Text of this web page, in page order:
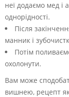
неї додаємо мед і
однорідності.
Після
манник і
Потім
охолонути.
Вам може
вишнею, рецепт